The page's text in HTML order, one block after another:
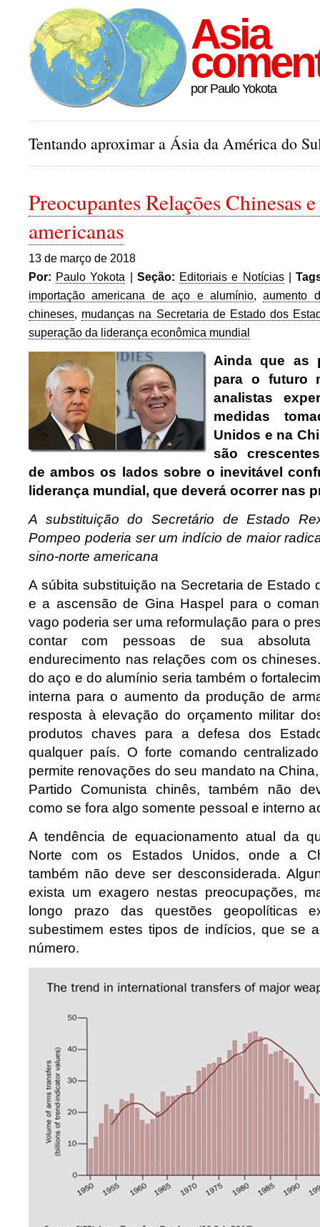
Asia
por Paulo Yokota
Tentando aproximar a Ásia da América do
Preocupantes Relações Chinesas
americanas
13 de março de 2018
Por: Paulo Yokota | Seção: Editoriais e Notícias|
importação americana de aço e alumínio,aumento
chineses, mudanças na Secretaria de Estado dos
superação da liderança econômica mundial
Ainda que as
para o futuro
analistas
medidas
Unidos e na
são
de ambos os lados sobre o inevitável
liderança mundial, que deverá ocorrer nas
A substituição do Secretário de Estado
Pompeo poderia ser um indício de maior
sino-norte americana
A súbita substituição na Secretaria de Estado
e a ascensão de Gina Haspel para o
vago poderia ser uma reformulação para o
contar com pessoas de sua
endurecimento nas relações com os
do aço e do alumínio seria também o
interna para o aumento da produção de
resposta à elevação do orçamento militar
produtos chaves para a defesa dos
qualquer país. O forte comando
permite renovações do seu mandato na
Partido Comunista chinês, também não
como se fora algo somente pessoal e interno
A tendência de equacionamento atual da
Norte com os Estados Unidos, onde a
também não deve ser desconsiderada.
exista um exagero nestas preocupações,
longo prazo das questões geopolíticas
subestimem estes tipos de indícios, que se
número.